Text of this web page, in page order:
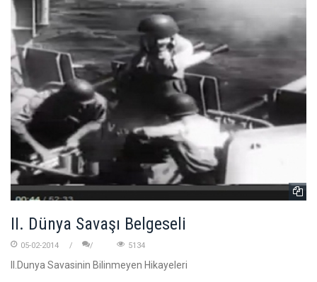
II. Dünya Savaşı Belgeseli
05-02-2014 5134
II.Dunya Savasinin Bilinmeyen Hikayeleri